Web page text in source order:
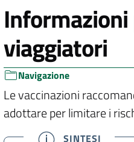
Informazioni
viaggiatori
Navigazione
Le vaccinazioni
adottare per limitare i
SINTESI